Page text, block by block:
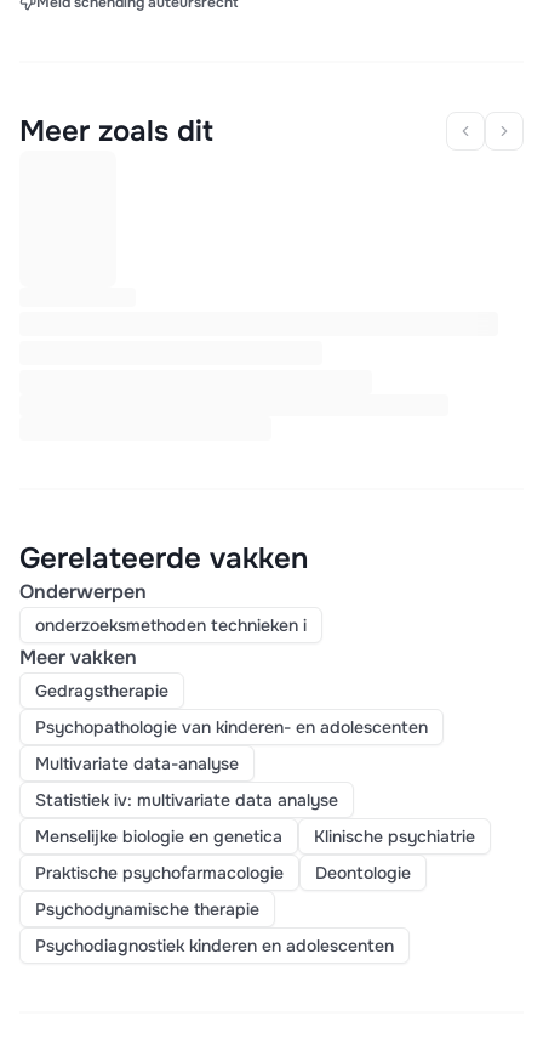
Meer zoals dit
Gerelateerde vakken
Onderwerpen
onderzoeksmethoden technieken i
Meer vakken
Gedragstherapie
Psychopathologie van kinderen- en adolescenten
Multivariate data-analyse
Statistiek iv: multivariate data analyse
Menselijke biologie en genetica
Klinische psychiatrie
Praktische psychofarmacologie
Deontologie
Psychodynamische therapie
Psychodiagnostiek kinderen en adolescenten